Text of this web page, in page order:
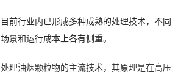
前行业内已形成多种成熟的处理技术，不同
景和运行成本上各有侧重。
理油烟颗粒物的主流技术，其原理是在高压